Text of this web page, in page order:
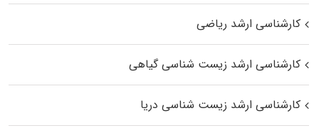
کارشناسی ارشد ریاضی
کارشناسی ارشد زیست‌ شناسی گیاهی
کارشناسی ارشد زیست‌ شناسی دریا